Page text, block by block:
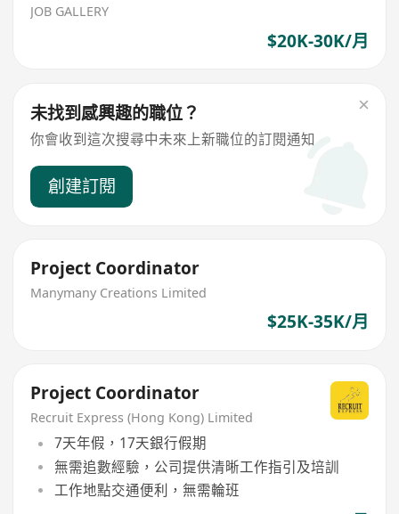
JOB GALLERY
$20K-30K/月
未找到感興趣的職位？
你會收到這次搜尋中未來上新職位的訂閱通知
創建訂閱
Project Coordinator
Manymany Creations Limited
$25K-35K/月
Project Coordinator
Recruit Express (Hong Kong) Limited
7天年假，17天銀行假期
無需追數經驗，公司提供清晰工作指引及培訓
工作地點交通便利，無需輪班